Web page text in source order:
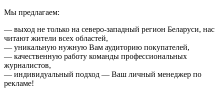
Мы предлагаем:
— выход не только на северо-западный регион Беларуси, нас
читают жители всех областей,
— уникальную нужную Вам аудиторию покупателей,
— качественную работу команды профессиональных
журналистов,
— индивидуальный подход — Ваш личный менеджер по
рекламе!